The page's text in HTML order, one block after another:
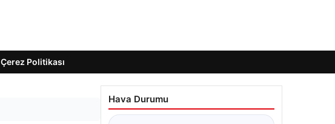
Çerez Politikası
Hava Durumu